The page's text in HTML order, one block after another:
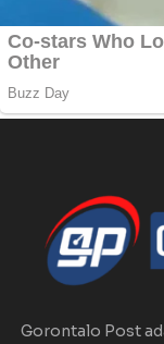
Gorontalo Post